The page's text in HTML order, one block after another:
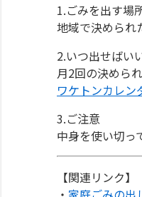
1.ごみを出す場
地域で決められ
2.いつ出せばい
月2回の決めら
ワケトンカレン
3.ご注意
中身を使い切っ
【関連リンク】